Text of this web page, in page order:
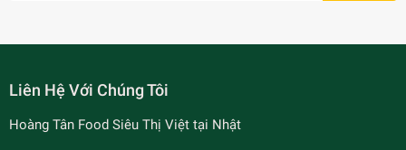
Liên Hệ Với Chúng Tôi
Hoàng Tân Food Siêu Thị Việt tại Nhật